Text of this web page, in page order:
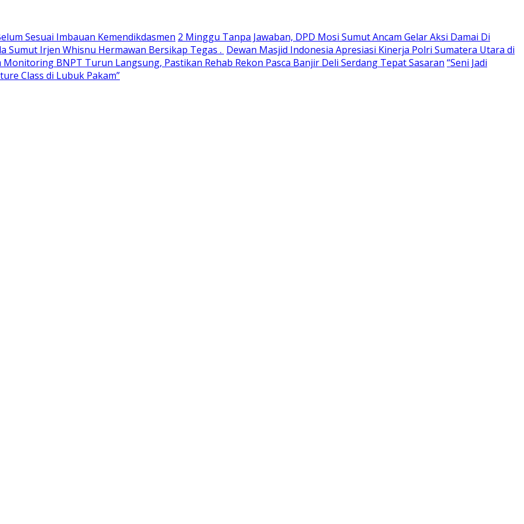
Sesuai Imbauan Kemendikdasmen 2 Minggu Tanpa Jawaban, DPD Mosi Sumut Ancam Gelar Aksi Damai Di
Irjen Whisnu Hermawan Bersikap Tegas . Dewan Masjid Indonesia Apresiasi Kinerja Polri Sumatera Utara di
Monitoring BNPT Turun Langsung, Pastikan Rehab Rekon Pasca Banjir Deli Serdang Tepat Sasaran “Seni Jadi
Class di Lubuk Pakam”